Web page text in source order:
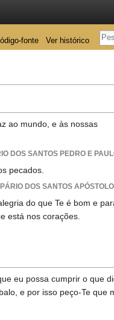
ao mundo, e às nossas
DOS SANTOS PEDRO E
pecados.
DOS SANTOS
do que Te é bom e
está nos corações.
eu possa cumprir o que
e por isso peço-Te que
fonte Ver histórico